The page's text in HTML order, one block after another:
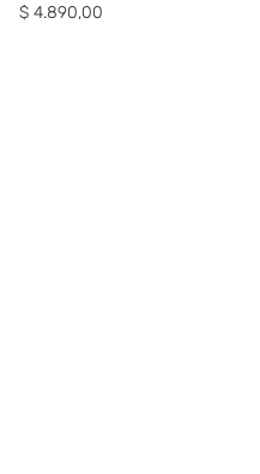
$4.890,00